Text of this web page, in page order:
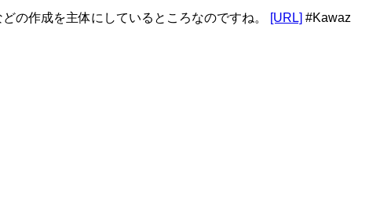
の作成を主体にしているところなのですね。 [URL] #Kawaz